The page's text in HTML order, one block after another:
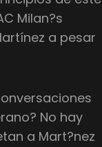
Milan?s
a pesar
No hay
a Mart?nez